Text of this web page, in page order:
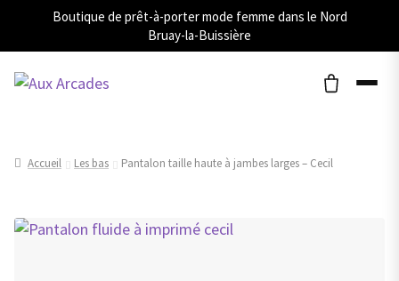
Boutique de prêt-à-porter mode femme dans le Nord
Bruay-la-Buissière
Accueil Les bas Pantalon taille haute à jambes larges – Cecil